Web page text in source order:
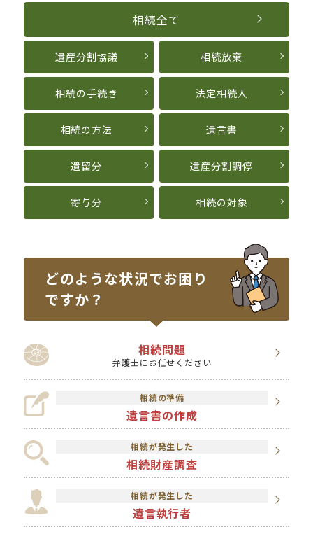
相続全て
遺産分割協議 相続放棄
相続の手続き 法定相続人
相続の方法 遺言書
遺留分 遺産分割調停
寄与分 相続の対象
どのような状況でお困り
ですか？
相続問題
弁護士にお任せください
相続の準備
遺言書の作成
相続が発生した
相続財産調査
相続が発生した
遺言執行者